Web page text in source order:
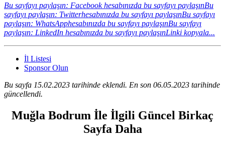
Bu sayfayı paylaşın: Facebook hesabınızda bu sayfayı paylaşınBu
sayfayı paylaşın: Twitterhesabınızda bu sayfayı paylaşınBu sayfayı
paylaşın: WhatsApphesabınızda bu sayfayı paylaşınBu sayfayı
paylaşın: LinkedIn hesabınızda bu sayfayı paylaşınLinki kopyala...
İl Listesi
Sponsor Olun
Bu sayfa 15.02.2023 tarihinde eklendi. En son 06.05.2023 tarihinde
güncellendi.
Muğla Bodrum İle İlgili Güncel Birkaç
Sayfa Daha